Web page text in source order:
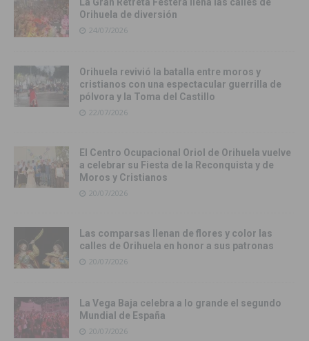
La Gran Retreta Festera llena las calles de
Orihuela de diversión
24/07/2026
Orihuela revivió la batalla entre moros y
cristianos con una espectacular guerrilla de
pólvora y la Toma del Castillo
22/07/2026
El Centro Ocupacional Oriol de Orihuela vuelve
a celebrar su Fiesta de la Reconquista y de
Moros y Cristianos
20/07/2026
Las comparsas llenan de flores y color las
calles de Orihuela en honor a sus patronas
20/07/2026
La Vega Baja celebra a lo grande el segundo
Mundial de España
20/07/2026